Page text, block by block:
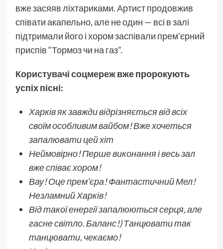
вже засяяв ліхтариками. Артист продовжив
співати акапельно, але не один — всі в залі
підтримали його і хором заспівали премʼєрний
приспів “Тормоз чи на газ”.
Користувачі соцмережвже пророкують
успіх пісні:
Харків як завжди відрізняється від всіх
своїм особливим вайбом! Вже хочеться
запалювати цей хіт
Неймовірно! Перше виконання і весь зал
вже співає хором!
Вау! Оце премʼєра! Фантастичний Мел!
Незламний Харків!
Від такої енергії запалюються серця, але
гасне світло. Баланс!) Танцювати так
танцювати, чекаємо!